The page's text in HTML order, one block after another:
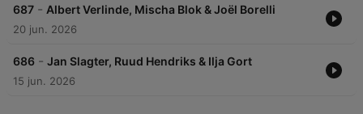
687 - Albert Verlinde, Mischa Blok & Joël Borelli
20 jun. 2026
686 - Jan Slagter, Ruud Hendriks & Ilja Gort
15 jun. 2026